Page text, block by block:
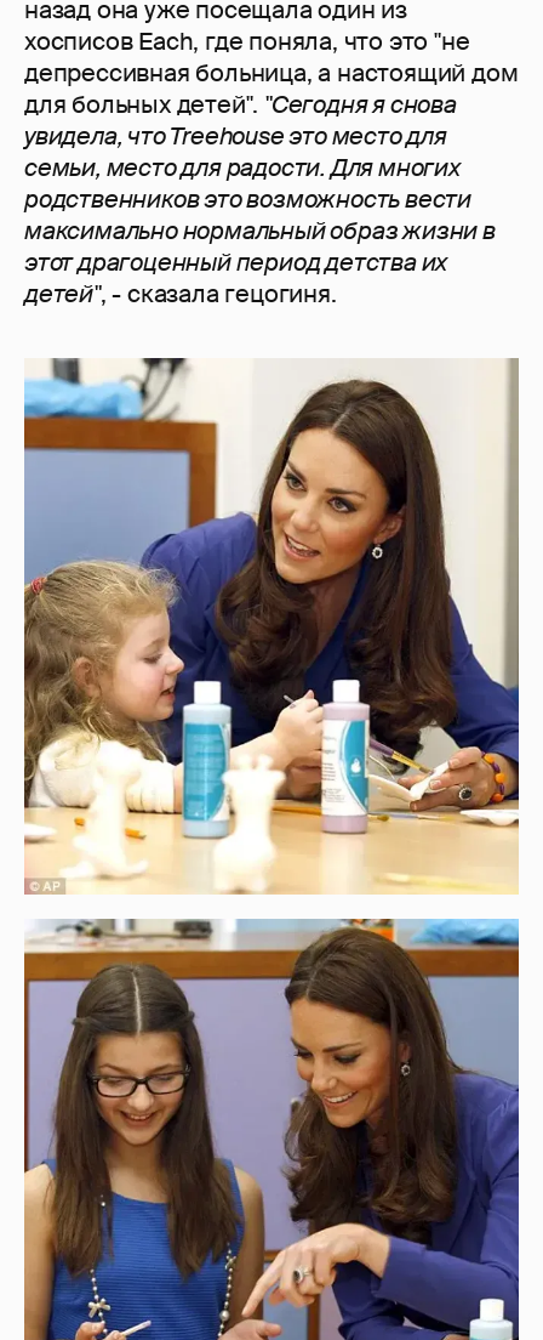
назад она уже посещала один из
хосписов Each, где поняла, что это "не
депрессивная больница, а настоящий дом
для больных детей". "Сегодня я снова
увидела, что Treehouse это место для
семьи, место для радости. Для многих
родственников это возможность вести
максимально нормальный образ жизни в
этот драгоценный период детства их
детей", - сказала гецогиня.